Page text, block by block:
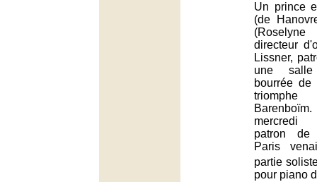
Un prince
(de
directeur
Lissner,
une
bourrée
mercredi
patron de
Paris
partie
pour piano